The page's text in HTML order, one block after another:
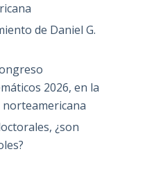
de Daniel G.
2026, en la
norteamericana
¿son